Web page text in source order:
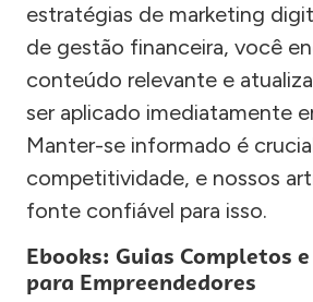
estratégias de marketing
de gestão financeira, você
conteúdo relevante e
ser aplicado imediatamente
Manter-se informado é
competitividade, e nossos
fonte confiável para isso.
Ebooks: Guias Completos
para Empreendedores